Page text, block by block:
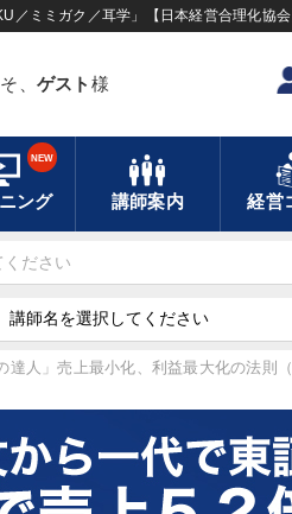
ミミガク／耳学」【日本経営合理化協会
、 ゲスト 様
ング
NEW
講師案内 経営
達人」売上最小化、利益最大化の法則